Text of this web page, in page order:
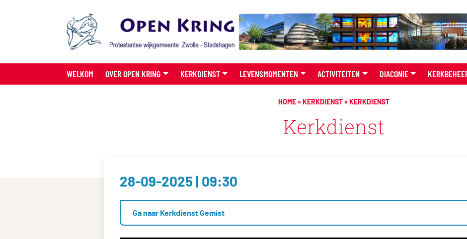
WELKOM OVER OPEN KRING KERKDIENST LEVENSMOMENTEN ACTIVITEITEN DIACONIE
HOME »KERKDIENST »KERKDIENST
Kerkdienst
28-09-2025 | 09:30
Ga naar Kerkdienst Gemist